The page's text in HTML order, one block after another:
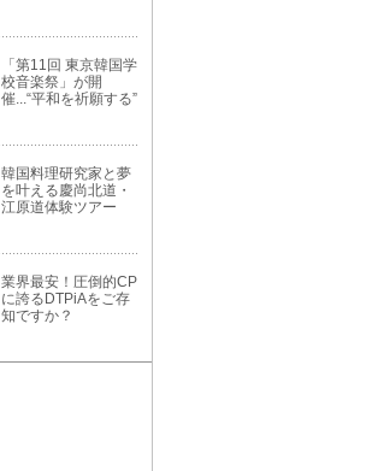
「第11回 東京韓国学
校音楽祭」が開
催...“平和を祈願する”
韓国料理研究家と夢
を叶える慶尚北道・
江原道体験ツアー
業界最安！圧倒的CP
に誇るDTPiAをご存
知ですか？